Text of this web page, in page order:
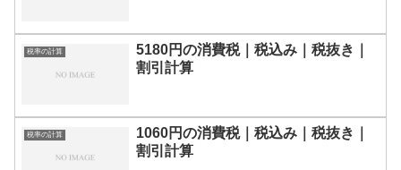
税率の計算
5180円の消費税｜税込み｜税抜き｜
割引計算
税率の計算
1060円の消費税｜税込み｜税抜き｜
割引計算